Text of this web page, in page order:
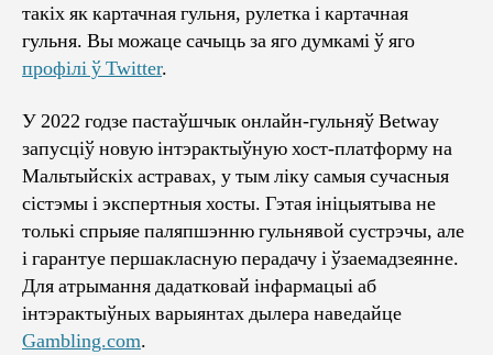
такіх як картачная гульня, рулетка і картачная
гульня. Вы можаце сачыць за яго думкамі ў яго
профілі ў Twitter.
У 2022 годзе пастаўшчык онлайн-гульняў Betway
запусціў новую інтэрактыўную хост-платформу на
Мальтыйскіх астравах, у тым ліку самыя сучасныя
сістэмы і экспертныя хосты. Гэтая ініцыятыва не
толькі спрыяе паляпшэнню гульнявой сустрэчы, але
і гарантуе першакласную перадачу і ўзаемадзеянне.
Для атрымання дадатковай інфармацыі аб
інтэрактыўных варыянтах дылера наведайце
Gambling.com.